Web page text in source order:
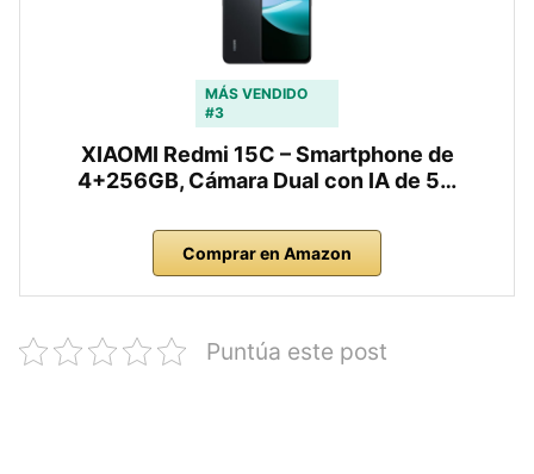
MÁS VENDIDO
#3
XIAOMI Redmi 15C – Smartphone de
4+256GB, Cámara Dual con IA de 5…
Comprar en Amazon
Puntúa este post